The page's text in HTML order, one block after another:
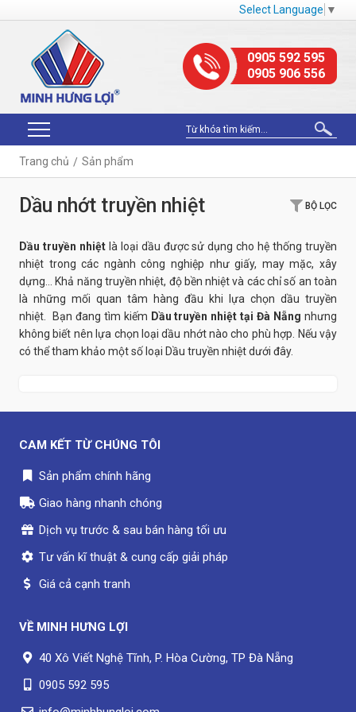
Select Language ▼
0905 592 595
0905 906 556
Trang chủ Sản phẩm
Dầu nhớt truyền nhiệt BỘ LỌC
Dầu truyền nhiệtlà loại dầu được sử dụng cho hệ thống truyền
nhiệt trong các ngành công nghiệp như giấy, may mặc, xây
dựng… Khả năng truyền nhiệt, độ bền nhiệt và các chỉ số an toàn
là những mối quan tâm hàng đầu khi lựa chọn dầu truyền
nhiệt. Bạn đang tìm kiếm Dầu truyền nhiệt tại Đà Nẵng nhưng
không biết nên lựa chọn loại dầu nhớt nào cho phù hợp. Nếu vậy
có thể tham khảo một số loại Dầu truyền nhiệtdưới đây.
CAM KẾT TỪ CHÚNG TÔI
Sản phẩm chính hãng
Giao hàng nhanh chóng
Dịch vụ trước & sau bán hàng tối ưu
Tư vấn kĩ thuật & cung cấp giải pháp
Giá cả cạnh tranh
VỀ MINH HƯNG LỢI
40 Xô Viết Nghệ Tĩnh, P. Hòa Cường, TP Đà Nẵng
0905 592 595